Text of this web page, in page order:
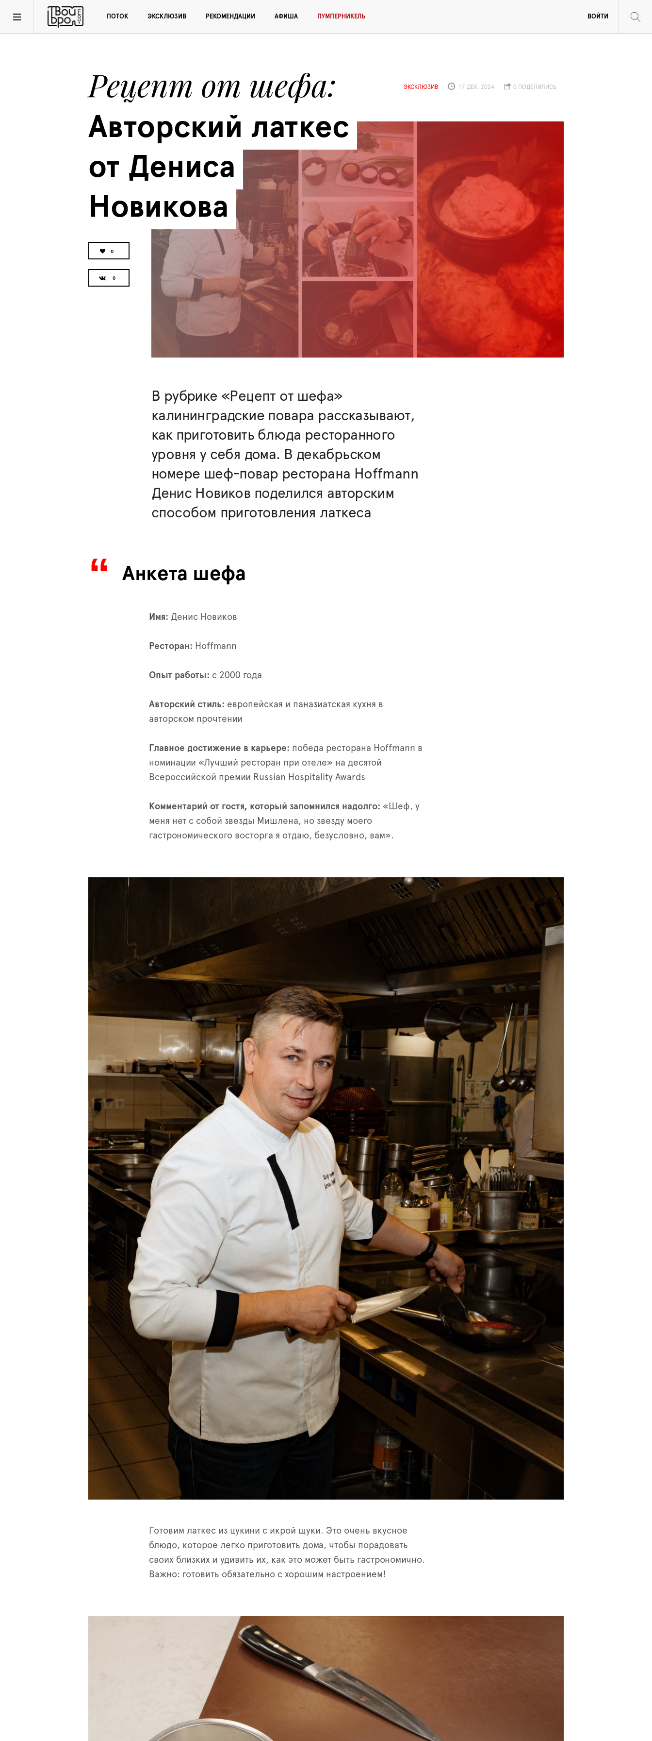
ПОТОК ЭКСКЛЮЗИВ РЕКОМЕНДАЦИИ АФИША ПУМПЕРНИКЕЛЬ ВОЙТИ
Рецепт от шефа
Авторский латкес
от Дениса
Новикова
0
ЭКСКЛЮЗИВ 17 ДЕК. 2024 0 ПОДЕЛИЛИСЬ
В рубрике «Рецепт от шефа»
калининградские повара рассказывают,
как приготовить блюда ресторанного
уровня у себя дома. В декабрьском
номере шеф-повар ресторана Hoffmann
Денис Новиков поделился авторским
способом приготовления латкеса
Анкета шефа
Имя: Денис Новиков
Ресторан: Hoffmann
Опыт работы: с 2000 года
Авторский стиль: европейская и паназиатская кухня в
авторском прочтении
Главное достижение в карьере: победа ресторана Hoffmann в
номинации «Лучший ресторан при отеле» на десятой
Всероссийской премии Russian Hospitality Awards
Комментарий от гостя, который запомнился надолго: «Шеф, у
меня нет с собой звезды Мишлена, но звезду моего
гастрономического восторга я отдаю, безусловно, вам».
Готовим латкес из цукини с икрой щуки. Это очень вкусное
блюдо, которое легко приготовить дома, чтобы порадовать
своих близких и удивить их, как это может быть гастрономично.
Важно: готовить обязательно с хорошим настроением!